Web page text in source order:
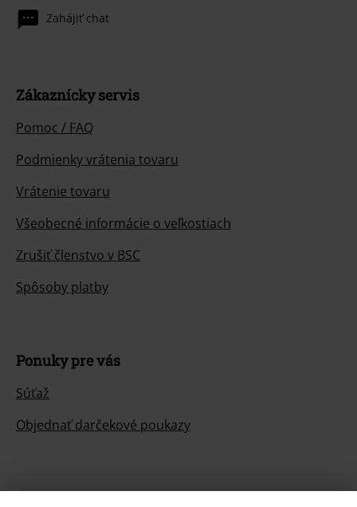
Zahájiť chat
Zákaznícky servis
Pomoc / FAQ
Podmienky vrátenia tovaru
Vrátenie tovaru
Všeobecné informácie o veľkostiach
Zrušiť členstvo v BSC
Spôsoby platby
Ponuky pre vás
Súťaž
Objednať darčekové poukazy